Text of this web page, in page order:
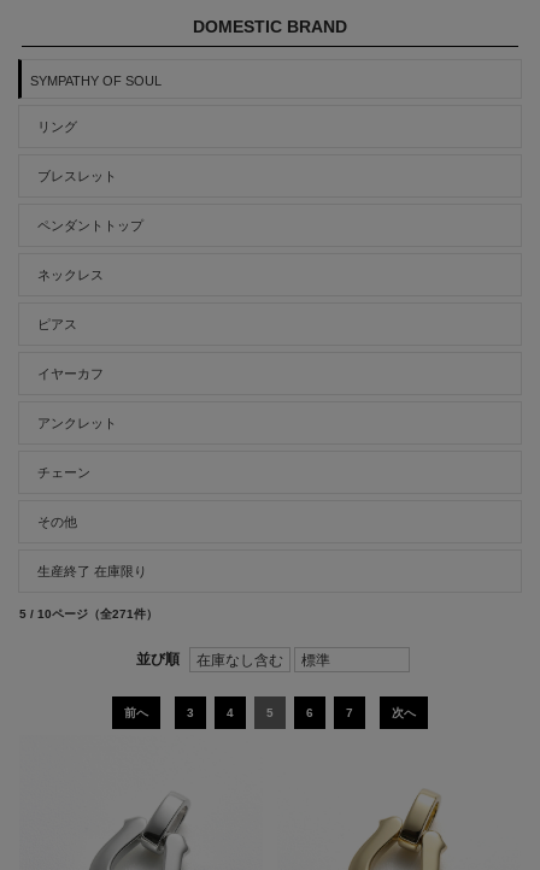
DOMESTIC BRAND
SYMPATHY OF SOUL
リング
ブレスレット
ペンダントトップ
ネックレス
ピアス
イヤーカフ
アンクレット
チェーン
その他
生産終了 在庫限り
5 / 10ページ （全271件）
前へ 3 4 5 6 7 次へ